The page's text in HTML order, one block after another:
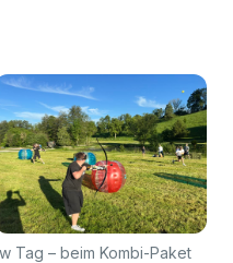
Tag – beim Kombi-Paket